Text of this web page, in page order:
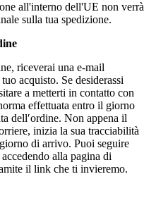
all'interno dell'UE non verrà
sulla tua spedizione.
riceverai una e-mail
acquisto. Se desiderassi
a metterti in contatto con
effettuata entro il giorno
dell′ordine. Non appena il
inizia la sua tracciabilità
di arrivo. Puoi seguire
alla pagina di
il link che ti invieremo.